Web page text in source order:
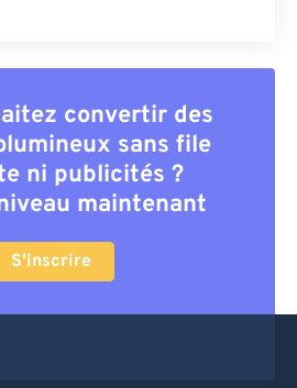
convertir des
sans file
ni publicités ?
maintenant
S'inscrire